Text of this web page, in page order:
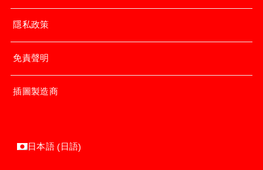
隱私政策
免責聲明
插圖製造商
日本語 ( 日語)